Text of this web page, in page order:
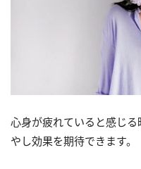
心身が疲れていると感じ
やし効果を期待できます。